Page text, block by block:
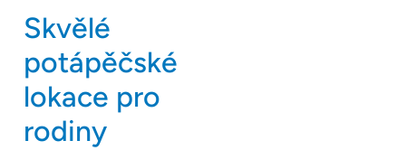
Skvělé
potápěčské
lokace pro
rodiny